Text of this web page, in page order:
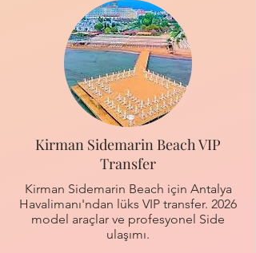
Kirman Sidemarin Beach VIP
Transfer
Kirman Sidemarin Beach için Antalya
Havalimanı'ndan lüks VIP transfer. 2026
model araçlar ve profesyonel Side
ulaşımı.